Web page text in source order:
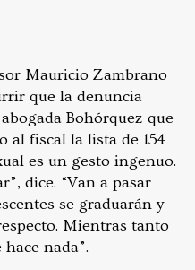
Mauricio Zambrano
que la denuncia
Bohórquez que
al fiscal la lista de 154
es un gesto ingenuo.
dice. “Van a pasar
se graduarán y
Mientras tanto
nada”.